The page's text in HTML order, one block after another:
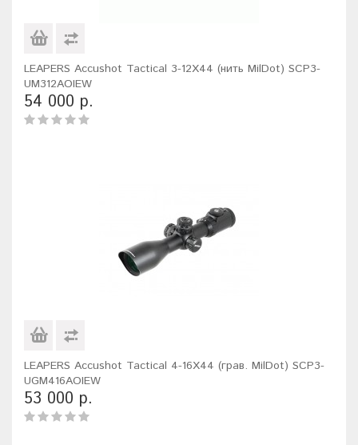
LEAPERS Accushot Tactical 3-12X44 (нить MilDot) SCP3-
UM312AOIEW
54 000 р.
LEAPERS Accushot Tactical 4-16X44 (грав. MilDot) SCP3-
UGM416AOIEW
53 000 р.